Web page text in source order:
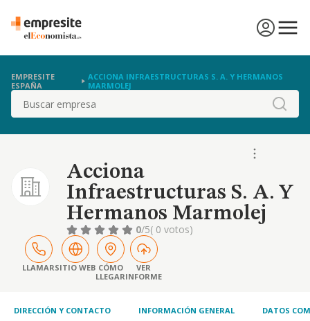
EMPRESITE
ESPAÑA
ACCIONA INFRAESTRUCTURAS S. A. Y HERMANOS
MARMOLEJ
Buscar
Acciona
Infraestructuras S. A. Y
Hermanos Marmolej
0/5( 0 votos)
LLAMARSITIO WEB CÓMO
LLEGAR
VER
INFORME
DIRECCIÓN Y CONTACTO INFORMACIÓN GENERAL DATOS